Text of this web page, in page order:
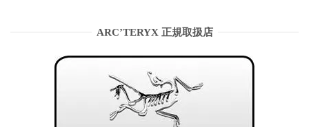
ARC’TERYX 正規取扱店